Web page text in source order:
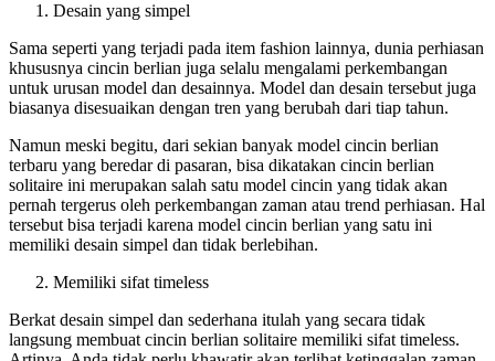
Desain yang simpel
Sama seperti yang terjadi pada item fashion lainnya, dunia perhiasan
khususnya cincin berlian juga selalu mengalami perkembangan
untuk urusan model dan desainnya. Model dan desain tersebut juga
biasanya disesuaikan dengan tren yang berubah dari tiap tahun.
Namun meski begitu, dari sekian banyak model cincin berlian
terbaru yang beredar di pasaran, bisa dikatakan cincin berlian
solitaire ini merupakan salah satu model cincin yang tidak akan
pernah tergerus oleh perkembangan zaman atau trend perhiasan. Hal
tersebut bisa terjadi karena model cincin berlian yang satu ini
memiliki desain simpel dan tidak berlebihan.
Memiliki sifat timeless
Berkat desain simpel dan sederhana itulah yang secara tidak
langsung membuat cincin berlian solitaire memiliki sifat timeless.